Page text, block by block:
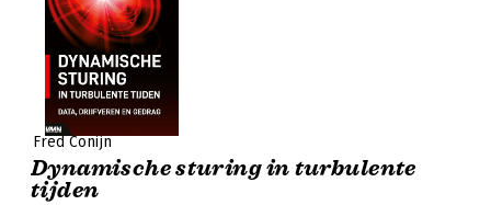
Fred Conijn
Dynamische sturing in turbulente
tijden